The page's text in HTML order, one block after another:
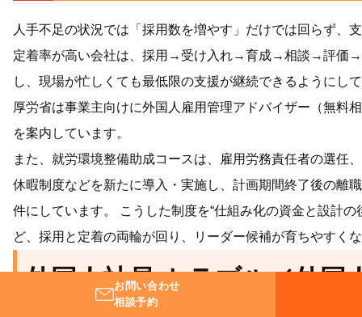
お問い合わせ
相談予約
人手不足の状況では「採用数を増やす」だけでは回らず、
定着率が高い会社は、採用→受け入れ→育成→相談→評価→
し、現場が忙しくても最低限の支援が継続できるようにし
厚労省は事業主向けに外国人雇用管理アドバイザー（無料
を案内しています。
また、就労環境整備助成コースは、雇用労務責任者の選任
休暇制度などを新たに導入・実施し、計画期間終了後の離
件にしています。 こうした制度を“仕組み化の資金と設計
ど、採用と定着の両輪が回り、リーダー候補が育ちやすく
外国人社員 トラブル／外国
早期発見から出口対応まで